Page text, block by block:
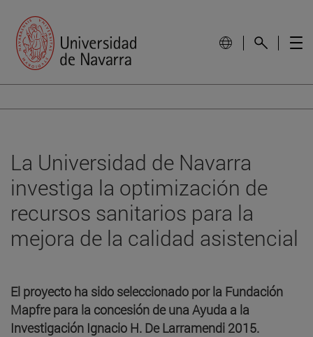
La Universidad de Navarra
investiga la optimización de
recursos sanitarios para la
mejora de la calidad asistencial
El proyecto ha sido seleccionado por la Fundación
Mapfre para la concesión de una Ayuda a la
Investigación Ignacio H. De Larramendi 2015.